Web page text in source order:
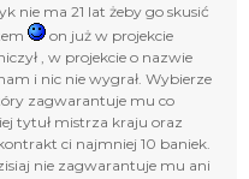
nie ma 21 lat żeby go skusić
on już w projekcie
, w projekcie o nazwie
i nic nie wygrał. Wybierze
zagwarantuje mu co
tytuł mistrza kraju oraz
ci najmniej 10 baniek.
nie zagwarantuje mu ani